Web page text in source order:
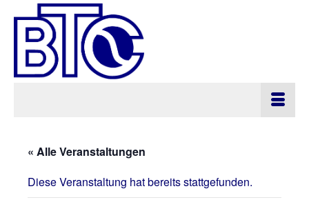
« Alle Veranstaltungen
Diese Veranstaltung hat bereits stattgefunden.